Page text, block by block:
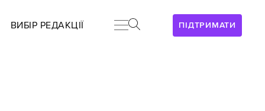
ПІДТРИМАТИ
ВИБІР РЕДАКЦІЇ